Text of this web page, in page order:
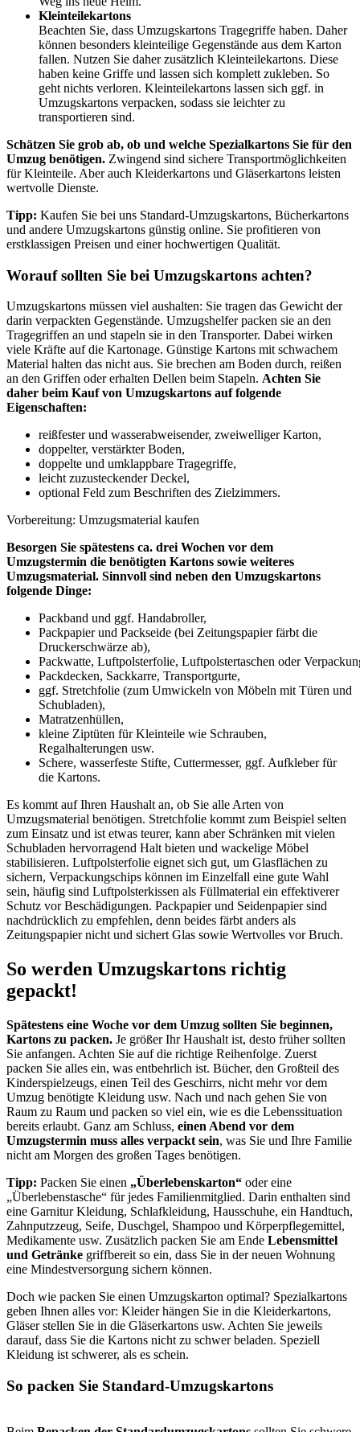
Kleinteilekartons
Beachten Sie, dass Umzugskartons Tragegriffe haben. Daher
können besonders kleinteilige Gegenstände aus dem Karton
fallen. Nutzen Sie daher zusätzlich Kleinteilekartons. Diese
haben keine Griffe und lassen sich komplett zukleben. So
geht nichts verloren. Kleinteilekartons lassen sich ggf. in
Umzugskartons verpacken, sodass sie leichter zu
transportieren sind.
Schätzen Sie grob ab, ob und welche Spezialkartons Sie für den
Umzug benötigen. Zwingend sind sichere Transportmöglichkeiten
für Kleinteile. Aber auch Kleiderkartons und Gläserkartons leisten
wertvolle Dienste.
Tipp: Kaufen Sie bei uns Standard-Umzugskartons, Bücherkartons
und andere Umzugskartons günstig online. Sie profitieren von
erstklassigen Preisen und einer hochwertigen Qualität.
Worauf sollten Sie bei Umzugskartons achten?
Umzugskartons müssen viel aushalten: Sie tragen das Gewicht der
darin verpackten Gegenstände. Umzugshelfer packen sie an den
Tragegriffen an und stapeln sie in den Transporter. Dabei wirken
viele Kräfte auf die Kartonage. Günstige Kartons mit schwachem
Material halten das nicht aus. Sie brechen am Boden durch, reißen
an den Griffen oder erhalten Dellen beim Stapeln. Achten Sie
daher beim Kauf von Umzugskartons auf folgende
Eigenschaften:
reißfester und wasserabweisender, zweiwelliger Karton,
doppelter, verstärkter Boden,
doppelte und umklappbare Tragegriffe,
leicht zuzusteckender Deckel,
optional Feld zum Beschriften des Zielzimmers.
Vorbereitung: Umzugsmaterial kaufen
Besorgen Sie spätestens ca. drei Wochen vor dem
Umzugstermin die benötigten Kartons sowie weiteres
Umzugsmaterial. Sinnvoll sind neben den Umzugskartons
folgende Dinge:
Packband und ggf. Handabroller,
Packpapier und Packseide (bei Zeitungspapier färbt die
Druckerschwärze ab),
Packwatte, Luftpolsterfolie, Luftpolstertaschen oder
Packdecken, Sackkarre, Transportgurte,
ggf. Stretchfolie (zum Umwickeln von Möbeln mit Türen und
Schubladen),
Matratzenhüllen,
kleine Ziptüten für Kleinteile wie Schrauben,
Regalhalterungen usw.
Schere, wasserfeste Stifte, Cuttermesser, ggf. Aufkleber für
die Kartons.
Es kommt auf Ihren Haushalt an, ob Sie alle Arten von
Umzugsmaterial benötigen. Stretchfolie kommt zum Beispiel selten
zum Einsatz und ist etwas teurer, kann aber Schränken mit vielen
Schubladen hervorragend Halt bieten und wackelige Möbel
stabilisieren. Luftpolsterfolie eignet sich gut, um Glasflächen zu
sichern, Verpackungschips können im Einzelfall eine gute Wahl
sein, häufig sind Luftpolsterkissen als Füllmaterial ein effektiverer
Schutz vor Beschädigungen. Packpapier und Seidenpapier sind
nachdrücklich zu empfehlen, denn beides färbt anders als
Zeitungspapier nicht und sichert Glas sowie Wertvolles vor Bruch.
So werden Umzugskartons richtig
gepackt!
Spätestens eine Woche vor dem Umzug sollten Sie beginnen,
Kartons zu packen. Je größer Ihr Haushalt ist, desto früher sollten
Sie anfangen. Achten Sie auf die richtige Reihenfolge. Zuerst
packen Sie alles ein, was entbehrlich ist. Bücher, den Großteil des
Kinderspielzeugs, einen Teil des Geschirrs, nicht mehr vor dem
Umzug benötigte Kleidung usw. Nach und nach gehen Sie von
Raum zu Raum und packen so viel ein, wie es die Lebenssituation
bereits erlaubt. Ganz am Schluss, einen Abend vor dem
Umzugstermin muss alles verpackt sein, was Sie und Ihre Familie
nicht am Morgen des großen Tages benötigen.
Tipp: Packen Sie einen „Überlebenskarton“ oder eine
„Überlebenstasche“ für jedes Familienmitglied. Darin enthalten sind
eine Garnitur Kleidung, Schlafkleidung, Hausschuhe, ein Handtuch,
Zahnputzzeug, Seife, Duschgel, Shampoo und Körperpflegemittel,
Medikamente usw. Zusätzlich packen Sie am Ende Lebensmittel
und Getränke griffbereit so ein, dass Sie in der neuen Wohnung
eine Mindestversorgung sichern können.
Doch wie packen Sie einen Umzugskarton optimal? Spezialkartons
geben Ihnen alles vor: Kleider hängen Sie in die Kleiderkartons,
Gläser stellen Sie in die Gläserkartons usw. Achten Sie jeweils
darauf, dass Sie die Kartons nicht zu schwer beladen. Speziell
Kleidung ist schwerer, als es schein.
So packen Sie Standard-Umzugskartons